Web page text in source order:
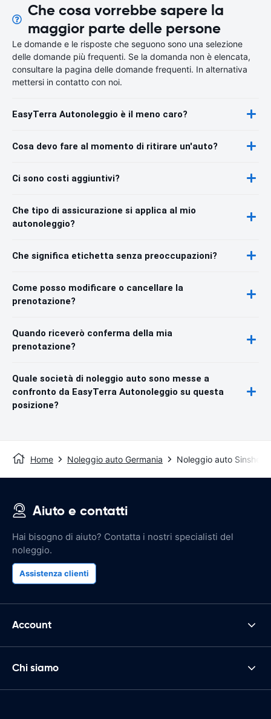
Che cosa vorrebbe sapere la
maggior parte delle persone
Le domande e le risposte che seguono sono una selezione
delle domande più frequenti. Se la domanda non è elencata,
consultare la pagina delle domande frequenti. In alternativa
mettersi in contatto con noi.
EasyTerra Autonoleggio è il meno caro?
Cosa devo fare al momento di ritirare un'auto?
Ci sono costi aggiuntivi?
Che tipo di assicurazione si applica al mio
autonoleggio?
Che significa etichetta senza preoccupazioni?
Come posso modificare o cancellare la
prenotazione?
Quando riceverò conferma della mia
prenotazione?
Quale società di noleggio auto sono messe a
confronto da EasyTerra Autonoleggio su questa
posizione?
Home Noleggio auto Germania Noleggio auto Sinsheim
Aiuto e contatti
Hai bisogno di aiuto? Contatta i nostri specialisti del
noleggio.
Assistenza clienti
Account
Chi siamo